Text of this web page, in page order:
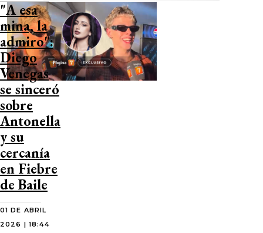
"A esa
mina, la
admiro":
Diego
Venegas
se sinceró
sobre
Antonella
y su
cercanía
en Fiebre
de Baile
01 DE ABRIL
2026 | 18:44